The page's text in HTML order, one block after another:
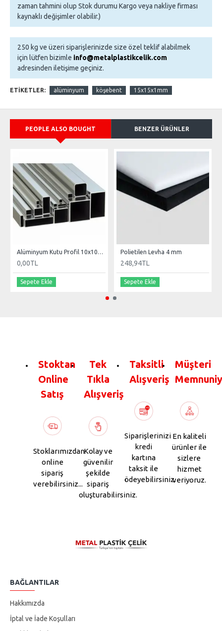
zaman tahmini olup Stok durumu Kargo veya nakliye firması
kaynaklı değişimler olabilir.)
250 kg ve üzeri siparişlerinizde size özel teklif alabilmek
için lütfen bizimle info@metalplastikcelik.com
adresinden iletişime geçiniz.
ETIKETLER: alüminyum köşebent 15x15x1mm
PEOPLE ALSO BOUGHT BENZER ÜRÜNLER
Alüminyum Kutu Profil 10x10x1.2 mm
0,00TL
Sepete Ekle
Polietilen Levha 4 mm
248,94TL
Sepete Ekle
Stoktan
Online
Satış
Stoklarımızdan
online
sipariş
verebilirsiniz...
Tek
Tıkla
Alışveriş
Kolay ve
güvenilir
şekilde
sipariş
oluşturabilirsiniz.
Taksitli
Alışveriş
Siparişlerinizi
kredi
kartına
taksit ile
ödeyebilirsiniz.
Müşteri
En kaliteli
ürünler ile
sizlere
hizmet
veriyoruz.
BAĞLANTILAR
Hakkımızda
İptal ve İade Koşulları